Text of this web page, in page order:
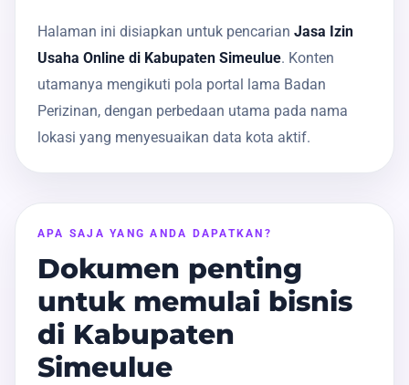
Halaman ini disiapkan untuk pencarian Jasa Izin
Usaha Online di Kabupaten Simeulue. Konten
utamanya mengikuti pola portal lama Badan
Perizinan, dengan perbedaan utama pada nama
lokasi yang menyesuaikan data kota aktif.
APA SAJA YANG ANDA DAPATKAN?
Dokumen penting
untuk memulai bisnis
di Kabupaten
Simeulue